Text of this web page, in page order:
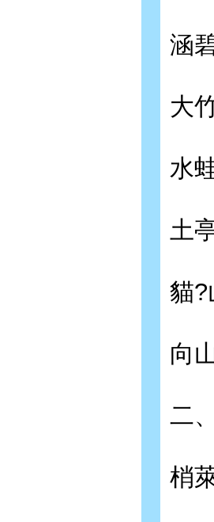
涵
大
水
土
貓
向
二
梢